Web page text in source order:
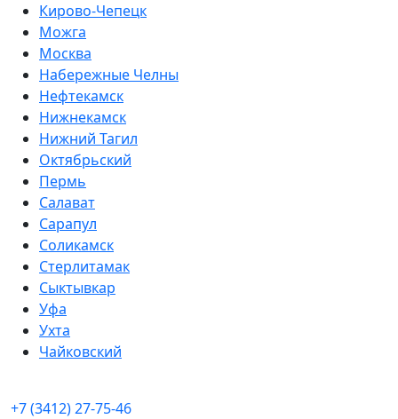
Кирово-Чепецк
Можга
Москва
Набережные Челны
Нефтекамск
Нижнекамск
Нижний Тагил
Октябрьский
Пермь
Салават
Сарапул
Соликамск
Стерлитамак
Сыктывкар
Уфа
Ухта
Чайковский
+7 (3412) 27-75-46